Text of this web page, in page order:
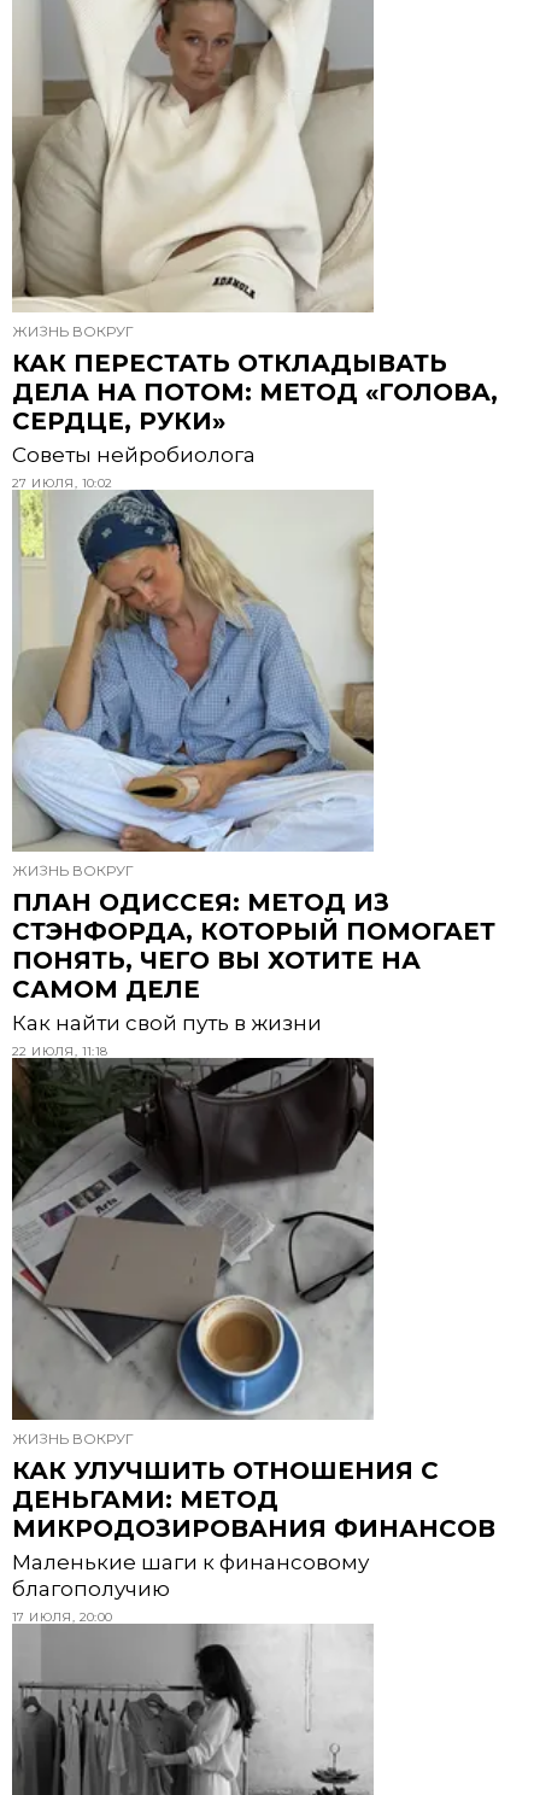
ЖИЗНЬ ВОКРУГ
КАК ПЕРЕСТАТЬ ОТКЛАДЫВАТЬ
ДЕЛА НА ПОТОМ: МЕТОД «ГОЛОВА,
СЕРДЦЕ, РУКИ»
Советы нейробиолога
27 ИЮЛЯ, 10:02
ЖИЗНЬ ВОКРУГ
ПЛАН ОДИССЕЯ: МЕТОД ИЗ
СТЭНФОРДА, КОТОРЫЙ ПОМОГАЕТ
ПОНЯТЬ, ЧЕГО ВЫ ХОТИТЕ НА
САМОМ ДЕЛЕ
Как найти свой путь в жизни
22 ИЮЛЯ, 11:18
ЖИЗНЬ ВОКРУГ
КАК УЛУЧШИТЬ ОТНОШЕНИЯ С
ДЕНЬГАМИ: МЕТОД
МИКРОДОЗИРОВАНИЯ ФИНАНСОВ
Маленькие шаги к финансовому
благополучию
17 ИЮЛЯ, 20:00